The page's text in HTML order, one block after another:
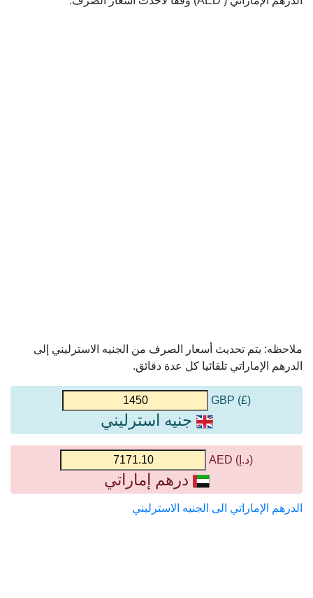
ملاحظه: يتم تحديث أسعار الصرف من الجنيه الاسترليني إلى
الدرهم الإماراتي تلقائيا كل عدة دقائق.
(£) GBP
جنيه استرليني
(د.إ) AED
درهم إماراتي
الدرهم الإماراتي الى الجنيه الاسترليني